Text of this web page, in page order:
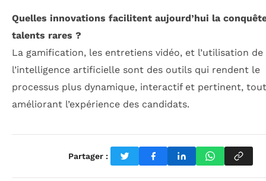
Quelles innovations facilitent aujourd’hui la
talents rares ?
La gamification, les entretiens vidéo, et l’utilisation de
l’intelligence artificielle sont des outils qui rendent le
processus plus dynamique, interactif et pertinent,
améliorant l’expérience des candidats.
Partager :